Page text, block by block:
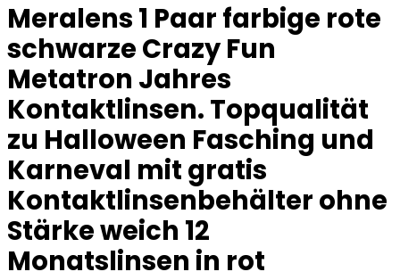
Meralens 1 Paar farbige rote
schwarze Crazy Fun
Metatron Jahres
Kontaktlinsen. Topqualität
zu Halloween Fasching und
Karneval mit gratis
Kontaktlinsenbehälter ohne
Stärke weich 12
Monatslinsen in rot